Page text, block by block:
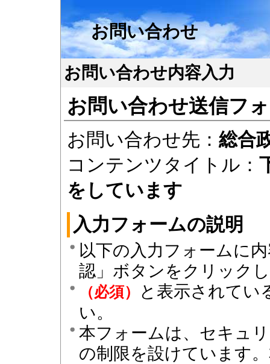
お問い合わせ
お問い合わせ内容入力
お問い合わせ送信フ
お問い合わせ先： 総合
コンテンツタイトル：
をしています
入力フォームの説明
以下の入力フォームに
認」ボタンをクリック
（必須）
と表示されてい
い。
本フォームは、セキュ
の制限を設けています